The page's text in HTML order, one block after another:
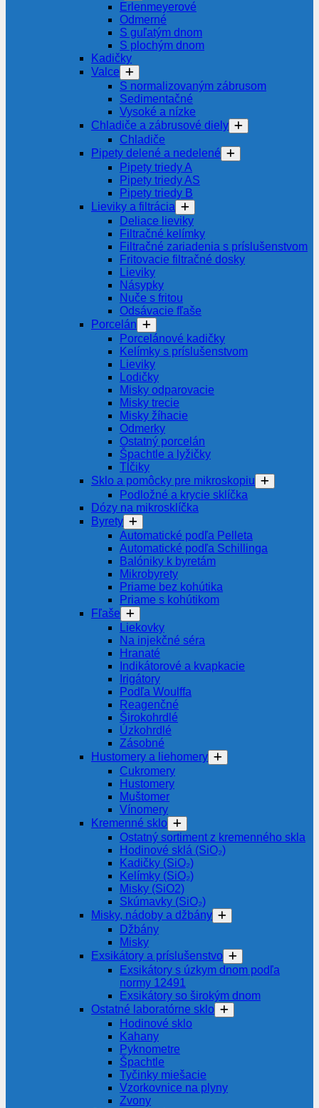
Erlenmeyerové
Odmerné
S guľatým dnom
S plochým dnom
Kadičky
Valce
S normalizovaným zábrusom
Sedimentačné
Vysoké a nízke
Chladiče a zábrusové diely
Chladiče
Pipety delené a nedelené
Pipety triedy A
Pipety triedy AS
Pipety triedy B
Lieviky a filtrácia
Deliace lieviky
Filtračné kelímky
Filtračné zariadenia s príslušenstvom
Fritovacie filtračné dosky
Lieviky
Násypky
Nuče s fritou
Odsávacie fľaše
Porcelán
Porcelánové kadičky
Kelímky s príslušenstvom
Lieviky
Lodičky
Misky odparovacie
Misky trecie
Misky žíhacie
Odmerky
Ostatný porcelán
Špachtle a lyžičky
Tĺčiky
Sklo a pomôcky pre mikroskopiu
Podložné a krycie sklíčka
Dózy na mikrosklíčka
Byrety
Automatické podľa Pelleta
Automatické podľa Schillinga
Balóniky k byretám
Mikrobyrety
Priame bez kohútika
Priame s kohútikom
Fľaše
Liekovky
Na injekčné séra
Hranaté
Indikátorové a kvapkacie
Irigátory
Podľa Woulffa
Reagenčné
Širokohrdlé
Úzkohrdlé
Zásobné
Hustomery a liehomery
Cukromery
Hustomery
Muštomer
Vínomery
Kremenné sklo
Ostatný sortiment z kremenného skla
Hodinové sklá (SiO₂)
Kadičky (SiO₂)
Kelímky (SiO₂)
Misky (SiO2)
Skúmavky (SiO₂)
Misky, nádoby a džbány
Džbány
Misky
Exsikátory a príslušenstvo
Exsikátory s úzkym dnom podľa
normy 12491
Exsikátory so širokým dnom
Ostatné laboratórne sklo
Hodinové sklo
Kahany
Pyknometre
Špachtle
Tyčinky miešacie
Vzorkovnice na plyny
Zvony